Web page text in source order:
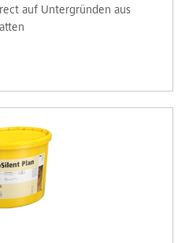
auf Untergründen aus